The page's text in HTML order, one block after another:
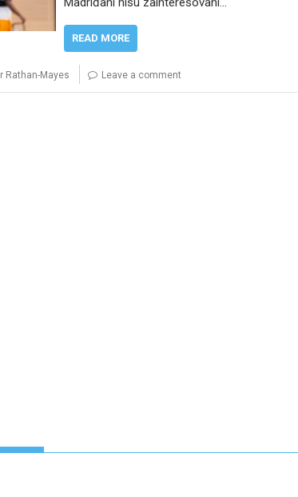
READ MORE
Rathan-Mayes Leave a comment